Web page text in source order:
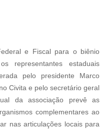
e Fiscal para o biênio
representantes estaduais
pelo presidente Marco
Civita e pelo secretário geral
da associação prevê as
complementares ao
nas articulações locais para